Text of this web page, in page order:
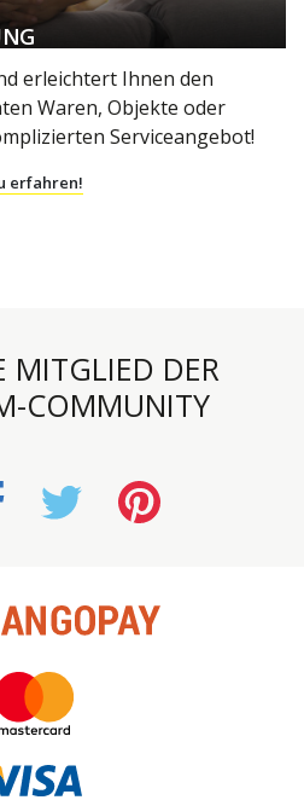
erleichtert Ihnen den
Waren, Objekte oder
Serviceangebot!
erfahren!
MITGLIED DER
COMMUNITY